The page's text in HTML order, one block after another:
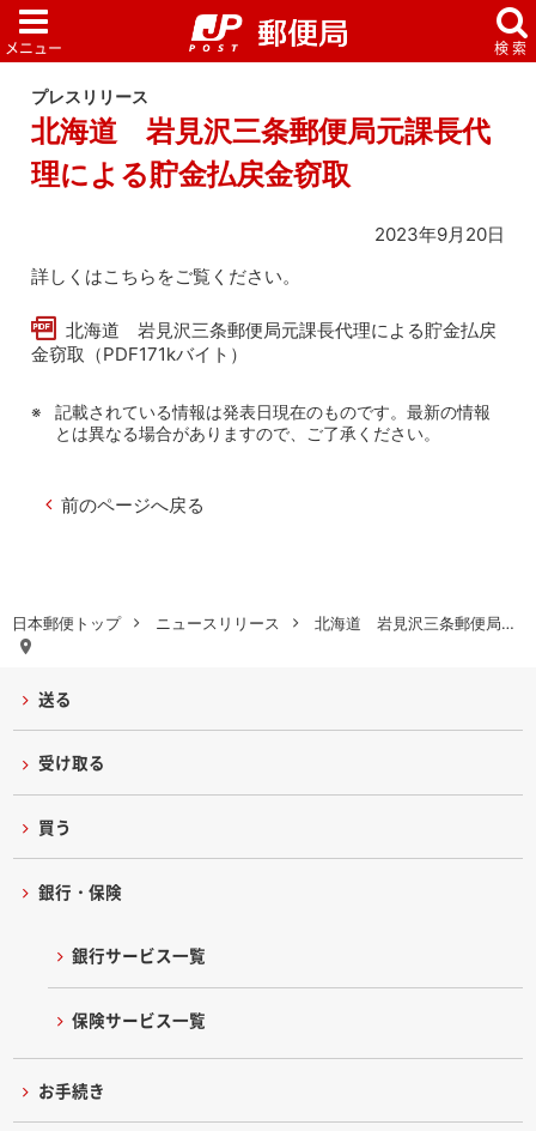
日本郵便トップ ニュースリリース 北海道 岩見沢三条郵便局…
プレスリリース
北海道 岩見沢三条郵便局元課長代
理による貯金払戻金窃取
2023年9月20日
詳しくはこちらをご覧ください。
北海道 岩見沢三条郵便局元課長代理による貯金払戻
金窃取（PDF171kバイト）
記載されている情報は発表日現在のものです。最新の情報
とは異なる場合がありますので、ご了承ください。
前のページへ戻る
送る
受け取る
買う
銀行・保険
銀行サービス一覧
保険サービス一覧
お手続き